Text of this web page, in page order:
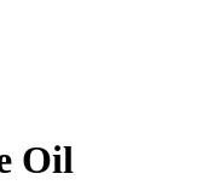
Oil